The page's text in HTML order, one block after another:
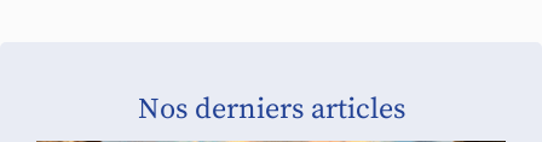
Nos derniers articles